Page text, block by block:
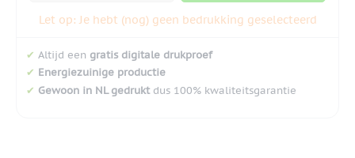
Let op: Je hebt (nog) geen bedrukking geselecteerd
✔ Altijd een gratis digitale drukproef
✔ Energiezuinige productie
✔ Gewoon in NL gedruktdus 100% kwaliteitsgarantie